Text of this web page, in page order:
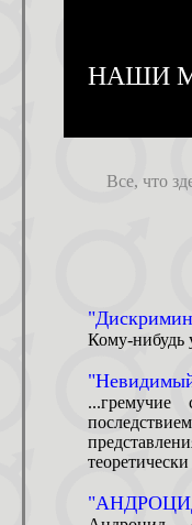
НАШИ
Все, что
Кому-нибудь
...гремучие